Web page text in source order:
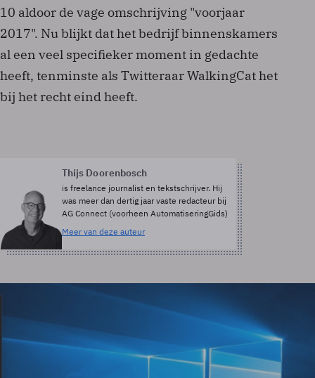
10 aldoor de vage omschrijving "voorjaar
2017". Nu blijkt dat het bedrijf binnenskamers
al een veel specifieker moment in gedachte
heeft, tenminste als Twitteraar WalkingCat het
bij het recht eind heeft.
Thijs Doorenbosch
is freelance journalist en tekstschrijver. Hij
was meer dan dertig jaar vaste redacteur bij
AG Connect (voorheen AutomatiseringGids)
Meer van deze auteur